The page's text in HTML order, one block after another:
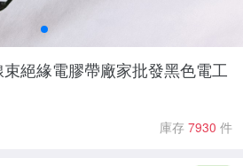
絕緣電膠帶廠家批發黑色電工
庫存 7930 件